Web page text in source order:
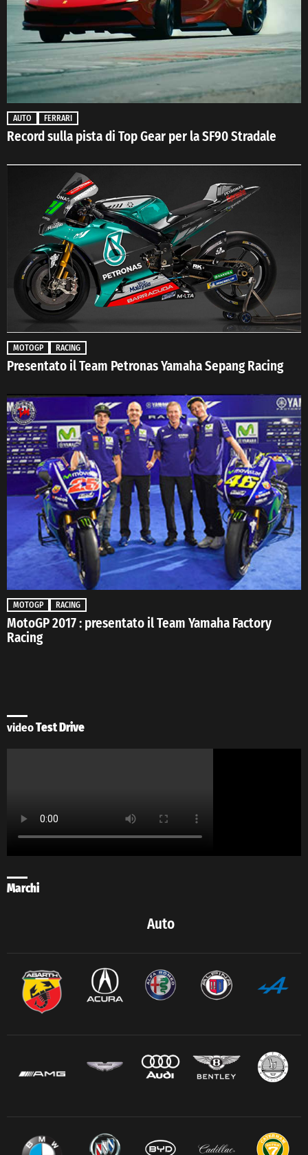
AUTO FERRARI
Record sulla pista di Top Gear per la SF90 Stradale
MOTOGP RACING
Presentato il Team Petronas Yamaha Sepang Racing
MOTOGP RACING
MotoGP 2017 : presentato il Team Yamaha Factory
Racing
videoTest Drive
Marchi
Auto